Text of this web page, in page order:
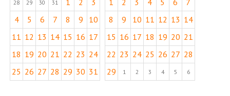
28 29 30 31 1 2
3
4
5 6 7 8 9
10
11 12 13 14 15 16 17
18 19 20 21 22 23 24
25 26 27 28 29 30 31
1 2 3 4 5 6
7
8
9 10 11 12 13 14
15 16 17 18 19 20 21
22 23 24 25 26 27 28
29
1 2 3 4 5 6